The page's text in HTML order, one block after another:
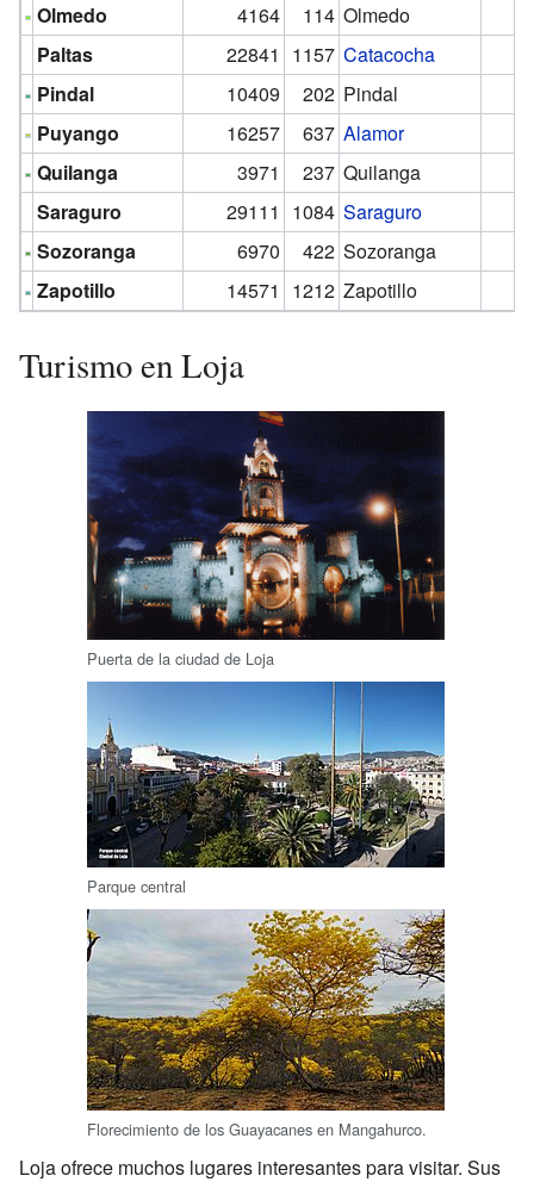
Olmedo
4164 114 Olmedo
Paltas
22841 1157 Catacocha
Pindal
10409 202 Pindal
Puyango
16257 637 Alamor
Quilanga
3971 237 Quilanga
Saraguro
29111 1084 Saraguro
Sozoranga
6970 422 Sozoranga
Zapotillo
14571 1212 Zapotillo
Turismo en Loja
Puerta de la ciudad de Loja
Parque central
Florecimiento de los Guayacanes en Mangahurco.
Loja ofrece muchos lugares interesantes para visitar. Sus